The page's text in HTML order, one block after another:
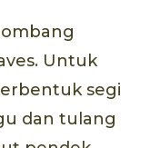
Untuk
segi
dan tulang